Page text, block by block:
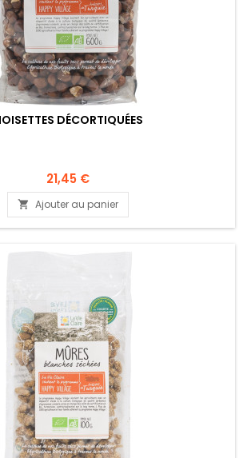
DÉCORTIQUÉES
21,45 €
 Ajouter au panier